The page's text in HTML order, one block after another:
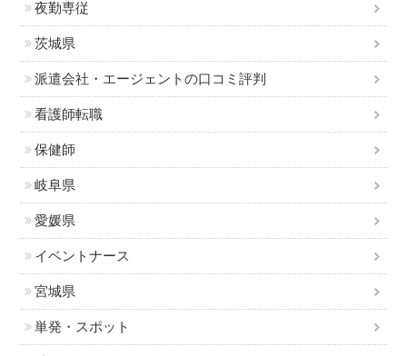
夜勤専従
茨城県
派遣会社・エージェントの口コミ評判
看護師転職
保健師
岐阜県
愛媛県
イベントナース
宮城県
単発・スポット